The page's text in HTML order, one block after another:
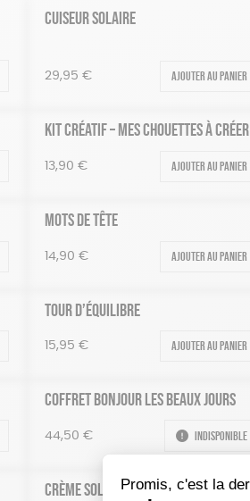
CUISEUR SOLAIRE
29,95 € Ajouter au panier
KIT CRÉATIF – MES CHOUETTES À CRÉER
13,90 € Ajouter au panier
MOTS DE TÊTE
14,90 € Ajouter au panier
TOUR D’ÉQUILIBRE
15,95 € Ajouter au panier
COFFRET BONJOUR LES BEAUX JOURS
44,50 € Indisponible
CRÈME SOLAIRE